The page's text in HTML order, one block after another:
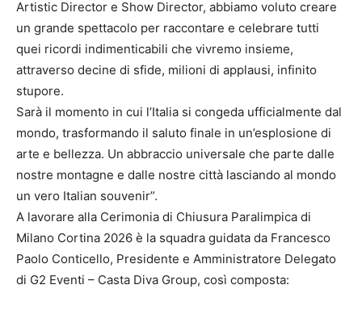
Artistic Director e Show Director, abbiamo voluto creare
un grande spettacolo per raccontare e celebrare tutti
quei ricordi indimenticabili che vivremo insieme,
attraverso decine di sfide, milioni di applausi, infinito
stupore.
Sarà il momento in cui l’Italia si congeda ufficialmente dal
mondo, trasformando il saluto finale in un’esplosione di
arte e bellezza. Un abbraccio universale che parte dalle
nostre montagne e dalle nostre città lasciando al mondo
un vero Italian souvenir”.
A lavorare alla Cerimonia di Chiusura Paralimpica di
Milano Cortina 2026 è la squadra guidata da Francesco
Paolo Conticello, Presidente e Amministratore Delegato
di G2 Eventi – Casta Diva Group, così composta: